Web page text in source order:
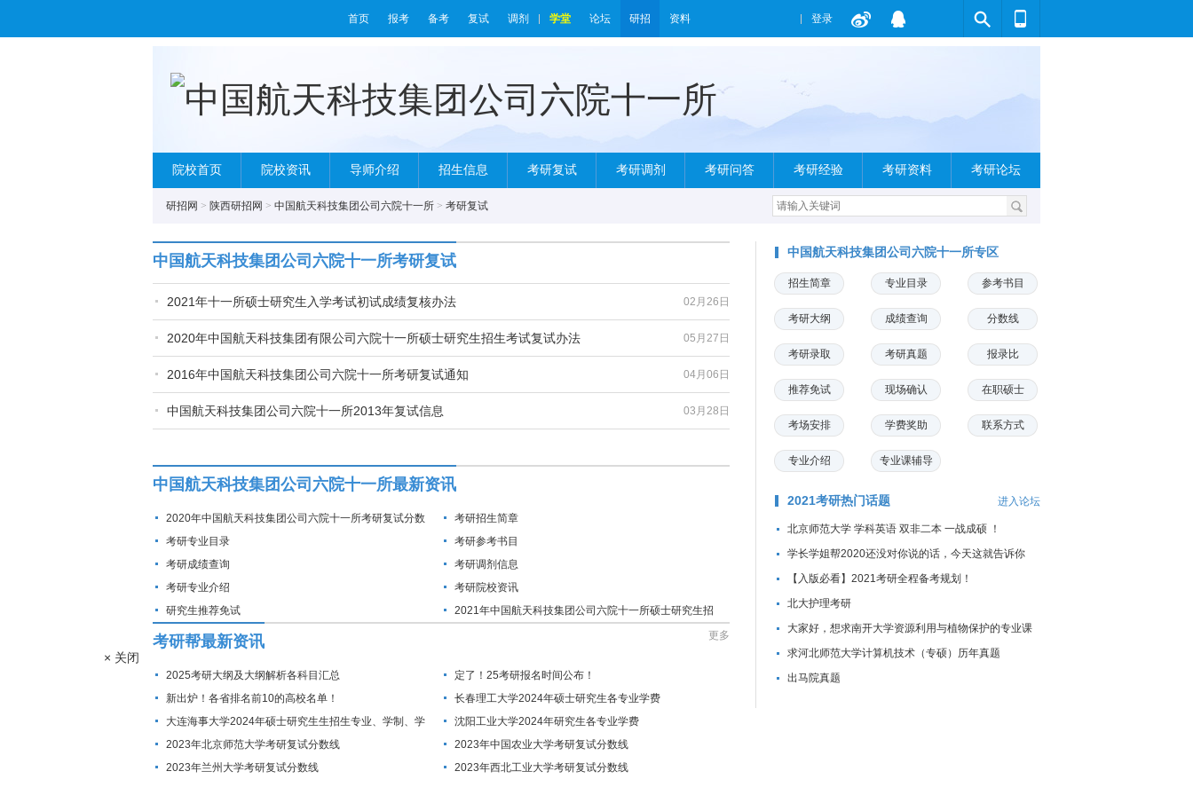
首页 报考 备考 复试 调剂 学堂 论坛 研招 资料 登录
院校首页 院校资讯 导师介绍 招生信息 考研复试 考研调剂 考研问答 考研经验 考研资料 考研论坛
研招网 > 陕西研招网 > 中国航天科技集团公司六院十一所 > 考研复试
中国航天科技集团公司六院十一所考研复试
02月26日
2021年十一所硕士研究生入学考试初试成绩复核办法
05月27日
2020年中国航天科技集团有限公司六院十一所硕士研究生招生考试复试办法
04月06日
2016年中国航天科技集团公司六院十一所考研复试通知
03月28日
中国航天科技集团公司六院十一所2013年复试信息
中国航天科技集团公司六院十一所最新资讯
2020年中国航天科技集团公司六院十一所考研复试分数
线
考研招生简章
考研专业目录
考研参考书目
考研成绩查询
考研调剂信息
考研专业介绍
考研院校资讯
研究生推荐免试
2021年中国航天科技集团公司六院十一所硕士研究生招
考研帮最新资讯 更多
2025考研大纲及大纲解析各科目汇总
定了！25考研报名时间公布！
新出炉！各省排名前10的高校名单！
长春理工大学2024年硕士研究生各专业学费
大连海事大学2024年硕士研究生生招生专业、学制、学
费标准及拟招生人数
沈阳工业大学2024年研究生各专业学费
2023年北京师范大学考研复试分数线
2023年中国农业大学考研复试分数线
2023年兰州大学考研复试分数线
2023年西北工业大学考研复试分数线
中国航天科技集团公司六院十一所专区
招生简章 专业目录 参考书目
考研大纲 成绩查询 分数线
考研录取 考研真题 报录比
推荐免试 现场确认 在职硕士
考场安排 学费奖助 联系方式
专业介绍 专业课辅导
2021考研热门话题 进入论坛
北京师范大学 学科英语 双非二本 一战成硕 ！
学长学姐帮2020还没对你说的话，今天这就告诉你
【入版必看】2021考研全程备考规划！
北大护理考研
大家好，想求南开大学资源利用与植物保护的专业课
资料...
求河北师范大学计算机技术（专硕）历年真题
出马院真题
× 关闭